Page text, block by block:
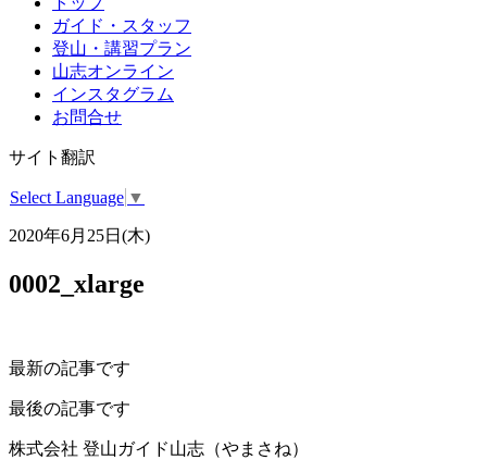
ガイド・スタッフ
登山・講習プラン
山志オンライン
インスタグラム
お問合せ
サイト翻訳
Select Language ▼
2020年6月25日(木)
0002_xlarge
最新の記事です
最後の記事です
株式会社 登山ガイド山志（やまさね）